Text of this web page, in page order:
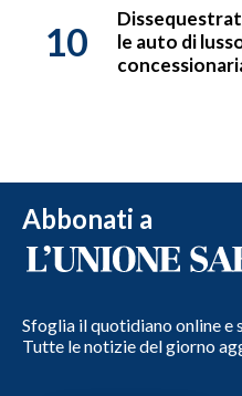
10
le auto di
Abbonati a
Sfoglia il quotidiano online e
Tutte le notizie del giorno